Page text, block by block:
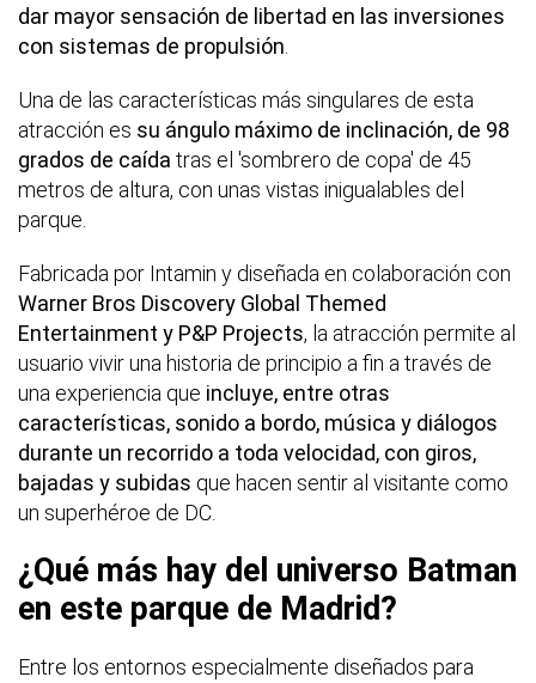
dar mayor sensación de libertad en las inversiones
con sistemas de propulsión.
Una de las características más singulares de esta
atracción es su ángulo máximo de inclinación, de 98
grados de caída tras el 'sombrero de copa' de 45
metros de altura, con unas vistas inigualables del
parque.
Fabricada por Intamin y diseñada en colaboración con
Warner Bros Discovery Global Themed
Entertainment y P&P Projects, la atracción permite al
usuario vivir una historia de principio a fin a través de
una experiencia que incluye, entre otras
características, sonido a bordo, música y diálogos
durante un recorrido a toda velocidad, con giros,
bajadas y subidas que hacen sentir al visitante como
un superhéroe de DC.
¿Qué más hay del universo Batman
en este parque de Madrid?
Entre los entornos especialmente diseñados para